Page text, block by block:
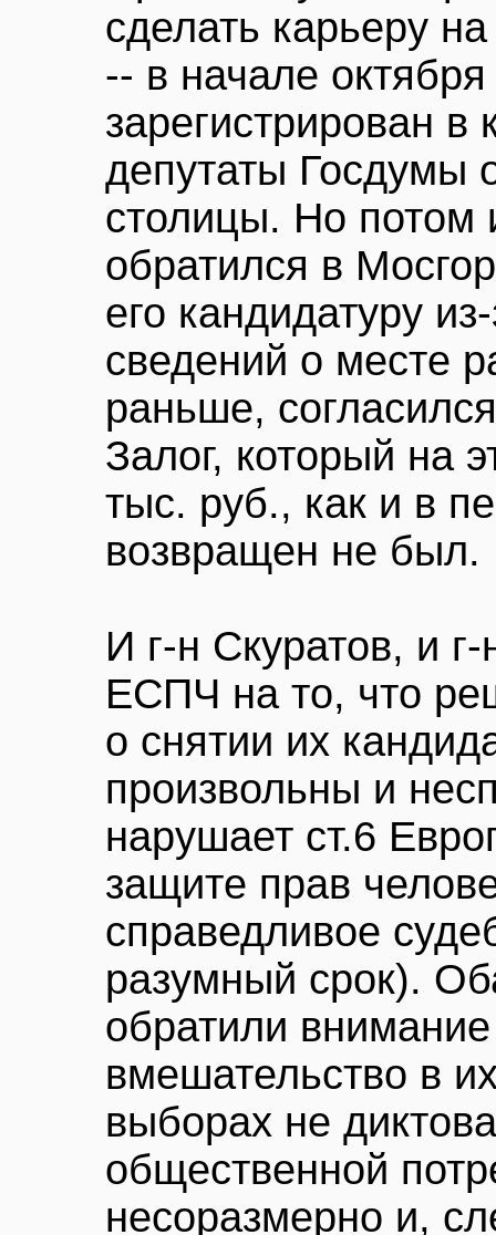
сделать карьеру
-- в начале
зарегистрирован в
депутаты Госдумы
столицы. Но
обратился в
его кандидатуру
сведений о месте
раньше,
Залог, который на
тыс. руб., как и в
возвращен не был.
И г-н Скуратов, и
ЕСПЧ на то, что
о снятии их
произвольны и
нарушает ст.6
защите прав
справедливое
разумный срок).
обратили
вмешательство в
выборах не
общественной
несоразмерно и,